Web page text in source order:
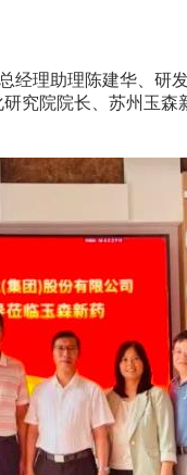
经理助理陈建华、 研
究院院长、苏州